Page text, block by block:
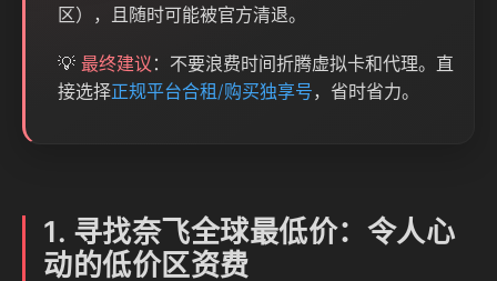
区），且随时可能被官方清退。
💡 最终建议 ：不要浪费时间折腾虚拟卡和代理。直
接选择正规平台合租/购买独享号，省时省力。
1. 寻找奈飞全球最低价：令人心
动的低价区资费